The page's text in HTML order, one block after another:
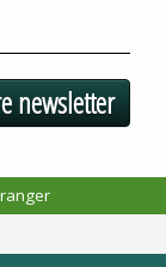
newsletter